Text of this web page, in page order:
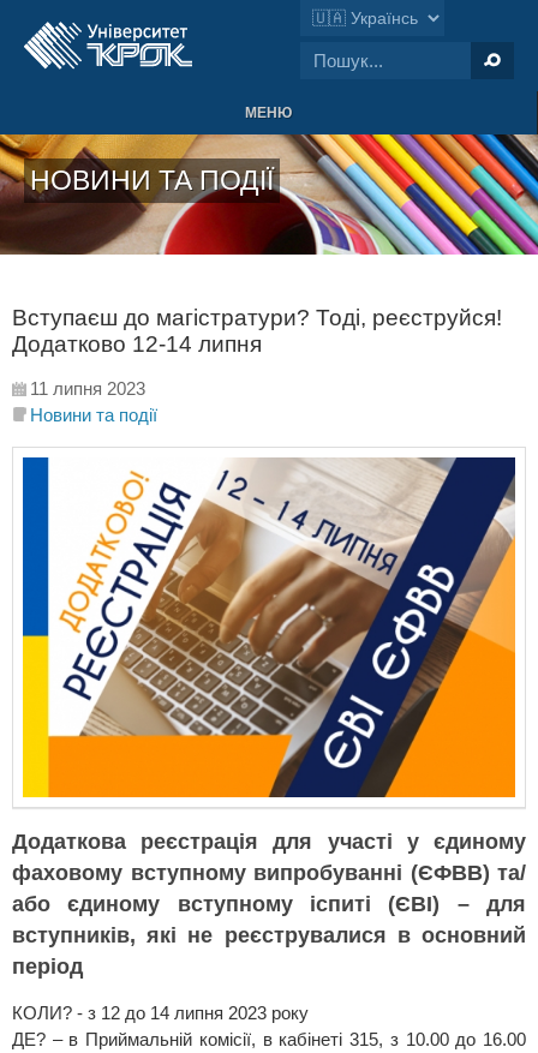
МЕНЮ
НОВИНИ ТА ПОДІЇ
Вступаєш до магістратури? Тоді, реєструйся!
Додатково 12-14 липня
11 липня 2023
Новини та події
Додаткова реєстрація для участі у єдиному
фаховому вступному випробуванні (ЄФВВ) та/
або єдиному вступному іспиті (ЄВІ) – для
вступників, які не реєструвалися в основний
період
КОЛИ? - з 12 до 14 липня 2023 року
ДЕ? – в Приймальній комісії, в кабінеті 315, з 10.00 до 16.00